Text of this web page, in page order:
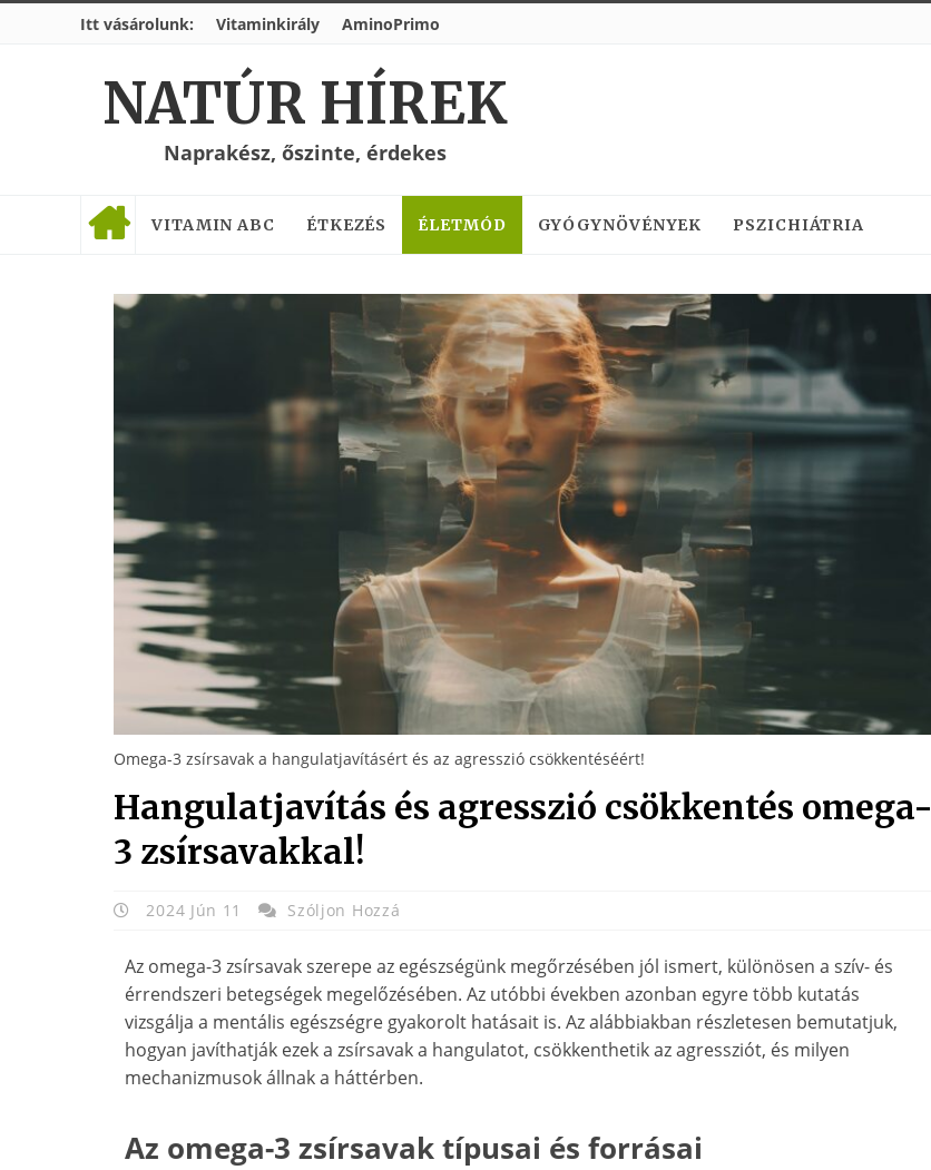
Itt vásárolunk: Vitaminkirály AminoPrimo
NATÚR HÍREK
Naprakész, őszinte, érdekes
VITAMIN ABC ÉTKEZÉS ÉLETMÓD GYÓGYNÖVÉNYEK PSZICHIÁTRIA
Omega-3 zsírsavak a hangulatjavításért és az agresszió csökkentéséért!
Hangulatjavítás és agresszió csökkentés omega-
3 zsírsavakkal!
2024 Jún 11 Szóljon Hozzá
Az omega-3 zsírsavak szerepe az egészségünk megőrzésében jól ismert, különösen a szív- és
érrendszeri betegségek megelőzésében. Az utóbbi években azonban egyre több kutatás
vizsgálja a mentális egészségre gyakorolt hatásait is. Az alábbiakban részletesen bemutatjuk,
hogyan javíthatják ezek a zsírsavak a hangulatot, csökkenthetik az agressziót, és milyen
mechanizmusok állnak a háttérben.
Az omega-3 zsírsavak típusai és forrásai